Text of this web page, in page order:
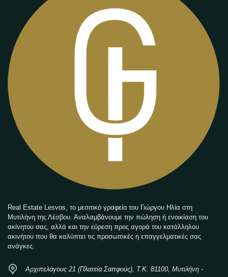
Real Estate Lesvos, το μεσιτικό γραφείο του Γιώργου Ηλία στη
Μυτιλήνη της Λέσβου. Αναλαμβάνουμε την πώληση ή ενοικίαση του
ακίνητου σας, αλλά και την εύρεση προς αγορά του κατάλληλου
ακινήτου που θα καλύπτει τις προσωπικές η επαγγελματικές σας
ανάγκες.
Αρχιπελάγους 21 (Πλατεία Σαπφούς), Τ.Κ. 81100, Μυτιλήνη -